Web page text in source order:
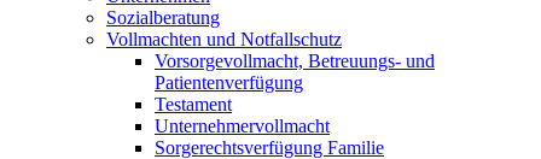
Sozialberatung
Vollmachten und Notfallschutz
Vorsorgevollmacht, Betreuungs- und
Patientenverfügung
Testament
Unternehmer­vollmacht
Sorgerechtsverfügung Familie